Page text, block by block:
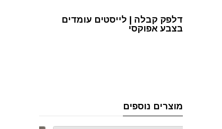
דלפק קבלה | לייסטים עומדים
בצבע אפוקסי
מוצרים נוספים